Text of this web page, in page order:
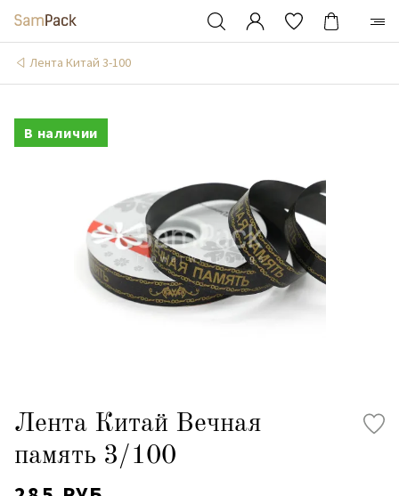
Лента Китай 3-100
В наличии
Лента Китай Вечная
память 3/100